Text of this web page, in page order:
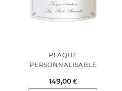
PLAQUE
PERSONNALISABLE
149,00 €